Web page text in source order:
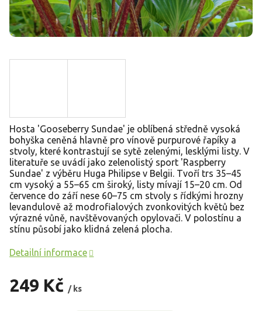
249 Kč / ks
Hosta 'Gooseberry Sundae' je oblíbená středně vysoká
bohyška ceněná hlavně pro vínově purpurové řapíky a
stvoly, které kontrastují se sytě zelenými, lesklými listy. V
literatuře se uvádí jako zelenolistý sport 'Raspberry
Sundae' z výběru Huga Philipse v Belgii. Tvoří trs 35–45
cm vysoký a 55–65 cm široký, listy mívají 15–20 cm. Od
července do září nese 60–75 cm stvoly s řídkými hrozny
levandulově až modrofialových zvonkovitých květů bez
výrazné vůně, navštěvovaných opylovači. V polostínu a
stínu působí jako klidná zelená plocha.
Detailní informace